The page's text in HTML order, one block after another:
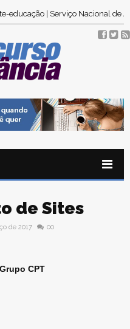
educação | Serviço Nacional de
de Sites
de 2017 00
CPT